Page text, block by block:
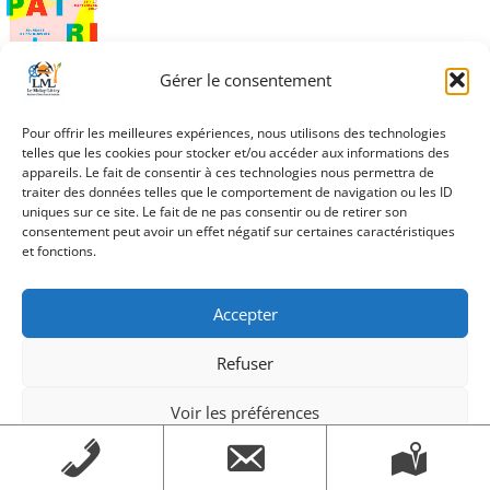
Gérer le consentement
Pour offrir les meilleures expériences, nous utilisons des technologies
telles que les cookies pour stocker et/ou accéder aux informations des
appareils. Le fait de consentir à ces technologies nous permettra de
traiter des données telles que le comportement de navigation ou les ID
uniques sur ce site. Le fait de ne pas consentir ou de retirer son
consentement peut avoir un effet négatif sur certaines caractéristiques
et fonctions.
Accepter
Refuser
Voir les préférences
Mentions légalesMentions légales
Navigation
de
l’article
vignette_JournéePatrimoine2017
| Mentions légales